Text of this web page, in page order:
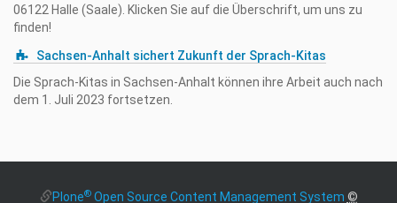
06122 Halle (Saale). Klicken Sie auf die Überschrift, um uns zu
finden!
Sachsen-Anhalt sichert Zukunft der Sprach-Kitas
Die Sprach-Kitas in Sachsen-Anhalt können ihre Arbeit auch nach
dem 1. Juli 2023 fortsetzen.
Plone®Open Source Content Management System ©